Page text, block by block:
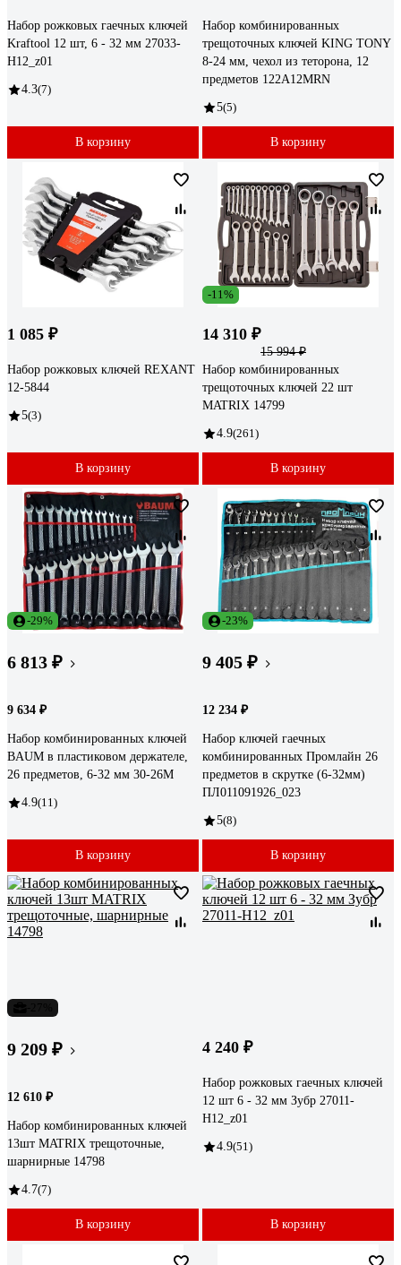
Набор рожковых гаечных ключей
Kraftool 12 шт, 6 - 32 мм 27033-
H12_z01
4.3(7)
В корзину
Набор комбинированных
трещоточных ключей KING TONY
8-24 мм, чехол из теторона, 12
предметов 122A12MRN
5(5)
В корзину
1 085 ₽
Набор рожковых ключей REXANT
12-5844
5(3)
В корзину
-11%
14 310 ₽
15 994 ₽
Набор комбинированных
трещоточных ключей 22 шт
MATRIX 14799
4.9(261)
В корзину
-29%
6 813 ₽
9 634 ₽
Набор комбинированных ключей
BAUM в пластиковом держателе,
26 предметов, 6-32 мм 30-26M
4.9(11)
В корзину
-23%
9 405 ₽
12 234 ₽
Набор ключей гаечных
комбинированных Промлайн 26
предметов в скрутке (6-32мм)
ПЛ011091926_023
5(8)
В корзину
9 209 ₽
12 610 ₽
Набор комбинированных ключей
13шт MATRIX трещоточные,
шарнирные 14798
4.7(7)
В корзину
4 240 ₽
Набор рожковых гаечных ключей
12 шт 6 - 32 мм Зубр 27011-
H12_z01
4.9(51)
В корзину